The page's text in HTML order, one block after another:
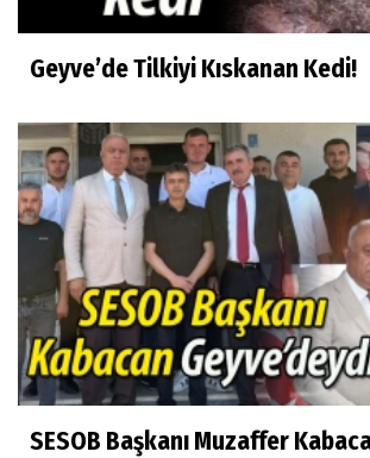
Geyve’de Tilkiyi Kıskanan Kedi!
SESOB Başkanı Muzaffer